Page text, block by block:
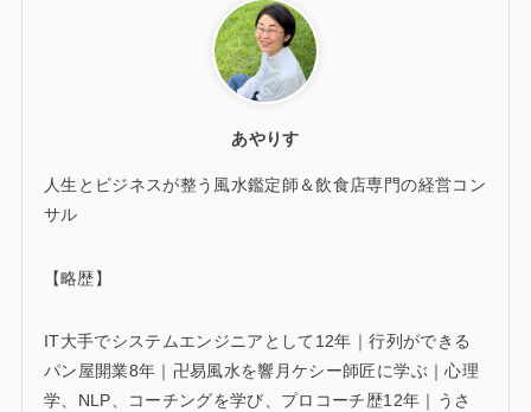
あやりす
人生とビジネスが整う風水鑑定師＆飲食店専門の経営コン
サル
【略歴】
IT大手でシステムエンジニアとして12年｜行列ができる
パン屋開業8年｜卍易風水を響月ケシー師匠に学ぶ｜心理
学、NLP、コーチングを学び、プロコーチ歴12年｜うさ